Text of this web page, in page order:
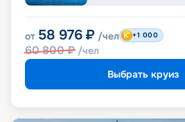
от 58 976 ₽ /чел
60 800₽ /чел
+1 000
Выбрать круиз